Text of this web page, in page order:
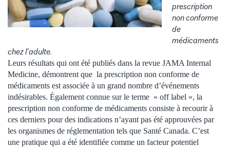
prescription
non conforme
de
médicaments
chez l’adulte.
Leurs résultats qui ont été publiés dans la revue JAMA Internal
Medicine, démontrent que la prescription non conforme de
médicaments est associée à un grand nombre d’événements
indésirables. Également connue sur le terme « off label », la
prescription non conforme de médicaments consiste à recourir à
ces derniers pour des indications n’ayant pas été approuvées par
les organismes de réglementation tels que Santé Canada. C’est
une pratique qui a été identifiée comme un facteur potentiel